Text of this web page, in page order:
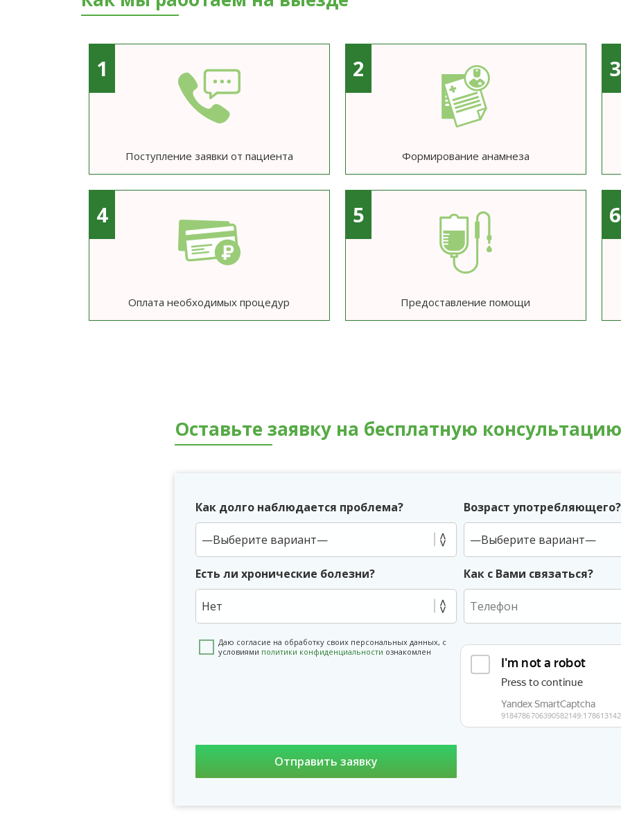
1
Поступление заявки от пациента
2
Формирование анамнеза
3
4
Оплата необходимых процедур
5
Предоставление помощи
6
Оставьте заявку на бесплатную консультацию
Как долго наблюдается проблема? Возраст употребляющего?
Есть ли хронические болезни?
Нет
Как с Вами связаться?
Даю согласие на обработку своих персональных данных, с
условиями политики конфиденциальности ознакомлен